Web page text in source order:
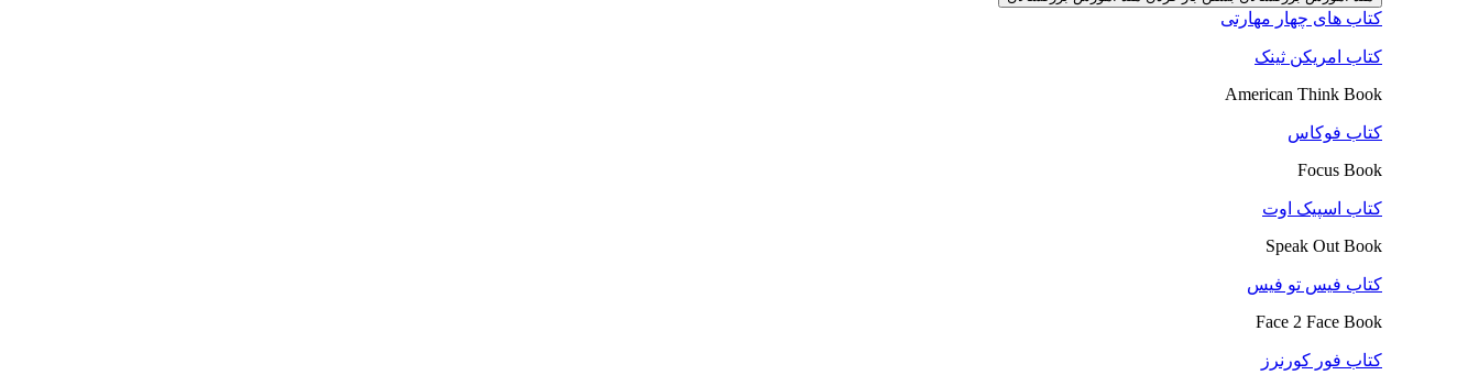
کتاب های چهار مهارتی
کتاب امریکن ثینک
American Think Book
کتاب فوکاس
Focus Book
کتاب اسپیک اوت
Speak Out Book
کتاب فیس تو فیس
Face 2 Face Book
کتاب فور کورنرز